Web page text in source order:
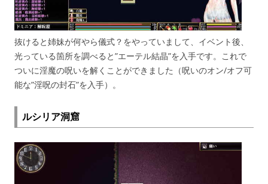
抜けると姉妹が何やら儀式？をやっていまして、イベント後、
光っている箇所を調べると”エーテル結晶”を入手です。これで
ついに淫魔の呪いを解くことができました（呪いのオン/オフ可
能な”淫呪の封石”を入手）。
ルシリア洞窟